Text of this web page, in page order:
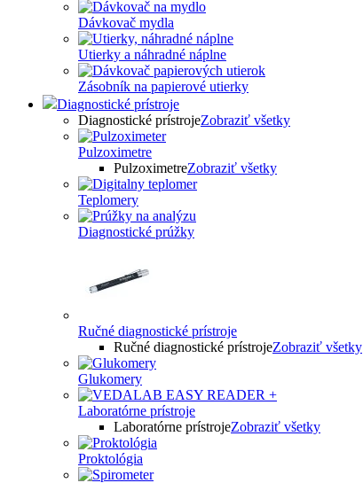
Dávkovač mydla
Utierky a náhradné náplne
Zásobník na papierové utierky
Diagnostické prístroje
Diagnostické prístrojeZobraziť všetky
Pulzoximetre
PulzoximetreZobraziť všetky
Teplomery
Diagnostické prúžky
Ručné diagnostické prístroje
Ručné diagnostické prístrojeZobraziť všetky
Glukomery
Laboratórne prístroje
Laboratórne prístrojeZobraziť všetky
Proktológia